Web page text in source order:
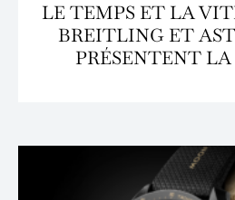
LE TEMPS ET LA
BREITLING ET
PRÉSENTENT